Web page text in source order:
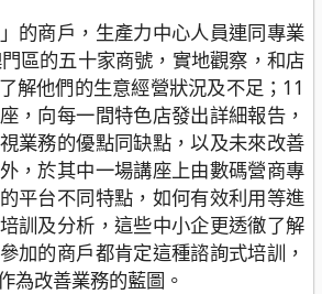
的商戶，生產力中心人員連同專業
區的五十家商號，實地觀察，和店
解他們的生意經營狀況及不足；11
，向每一間特色店發出詳細報告，
業務的優點同缺點，以及未來改善
，於其中一場講座上由數碼營商專
平台不同特點，如何有效利用等進
訓及分析，這些中小企更透徹了解
加的商戶都肯定這種諮詢式培訓，
為改善業務的藍圖。